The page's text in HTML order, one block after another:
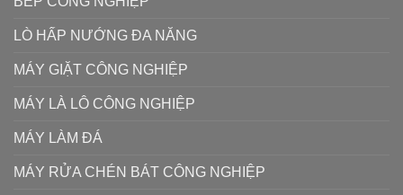
LÒ HẤP NƯỚNG ĐA NĂNG
MÁY GIẶT CÔNG NGHIỆP
MÁY LÀ LÔ CÔNG NGHIỆP
MÁY LÀM ĐÁ
MÁY RỬA CHÉN BÁT CÔNG NGHIỆP